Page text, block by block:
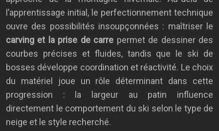
l’apprentissage initial, le perfectionnement technique
ouvre des possibilités insoupçonnées : maîtriser le
carving et la prise de carre permet de dessiner des
courbes précises et fluides, tandis que le ski de
bosses développe coordination et réactivité. Le choix
du matériel joue un rôle déterminant dans cette
progression : la largeur au patin influence
directement le comportement du ski selon le type de
neige et le style recherché.